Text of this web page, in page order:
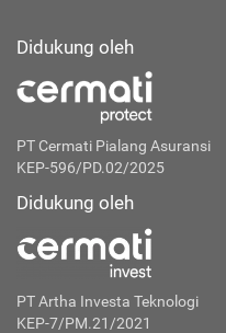
Didukung oleh
PT Cermati Pialang Asuransi
KEP-596/PD.02/2025
Didukung oleh
PT Artha Investa Teknologi
KEP-7/PM.21/2021